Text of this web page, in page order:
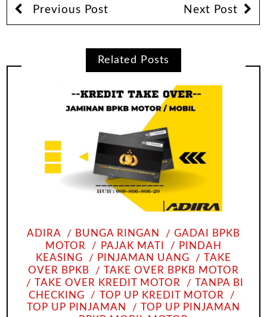
Previous Post Next Post
Related Posts
ADIRA BUNGA RINGAN
GADAI BPKB
MOTOR
PAJAK MATI
PINDAH
KEASING
PINJAMAN UANG
TAKE
OVER BPKB
TAKE OVER BPKB MOTOR
TAKE OVER KREDIT MOTOR
TANPA BI
CHECKING
TOP UP KREDIT MOTOR
TOP UP PINJAMAN
TOP UP PINJAMAN